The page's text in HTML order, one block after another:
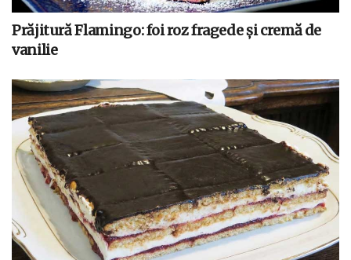
Prăjitură Flamingo: foi roz fragede și cremă de
vanilie